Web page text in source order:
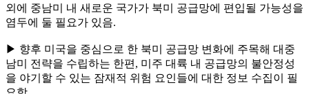
외에 중남미 내 새로운 국가가 북미 공급망에 편입될 가능성을
염두에 둘 필요가 있음.
▶ 향후 미국을 중심으로 한 북미 공급망 변화에 주목해 대중
남미 전략을 수립하는 한편, 미주 대륙 내 공급망의 불안정성
을 야기할 수 있는 잠재적 위험 요인들에 대한 정보 수집이 필